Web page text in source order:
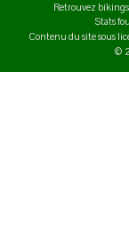
Retrouvez
Stats
Contenu du site sous
©